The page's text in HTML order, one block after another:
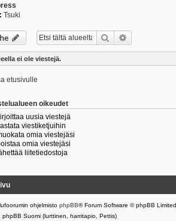
Tsuki
Etsi
ei ole viestejä.
etusivulle
oikeudet
uusia viestejä
viestiketjuihin
omia viestejäsi
omia viestejäsi
liitetiedostoja
ohjelmisto phpBB® Forum Software © phpBB Limited
phpBB Suomi (lurttinen, harritapio, Pettis)